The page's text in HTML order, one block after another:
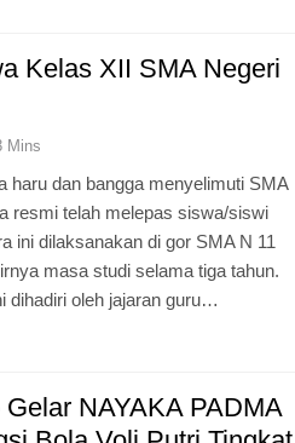
Kelas XII SMA Negeri
Mins
haru dan bangga menyelimuti SMA
resmi telah melepas siswa/siswi
ini dilaksanakan di gor SMA N 11
masa studi selama tiga tahun.
dihadiri oleh jajaran guru…
NAYAKA PADMA